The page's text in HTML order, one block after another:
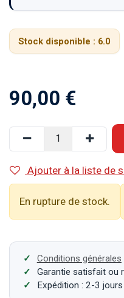
Stock disponible : 6.0
90,00 €
Ajouter à la liste de
En rupture de stock.
Conditions générales
Garantie satisfait ou
Expédition : 2-3